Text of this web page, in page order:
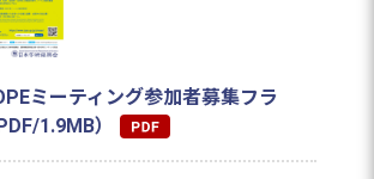
ミーティング参加者募集フラ
1.9MB）